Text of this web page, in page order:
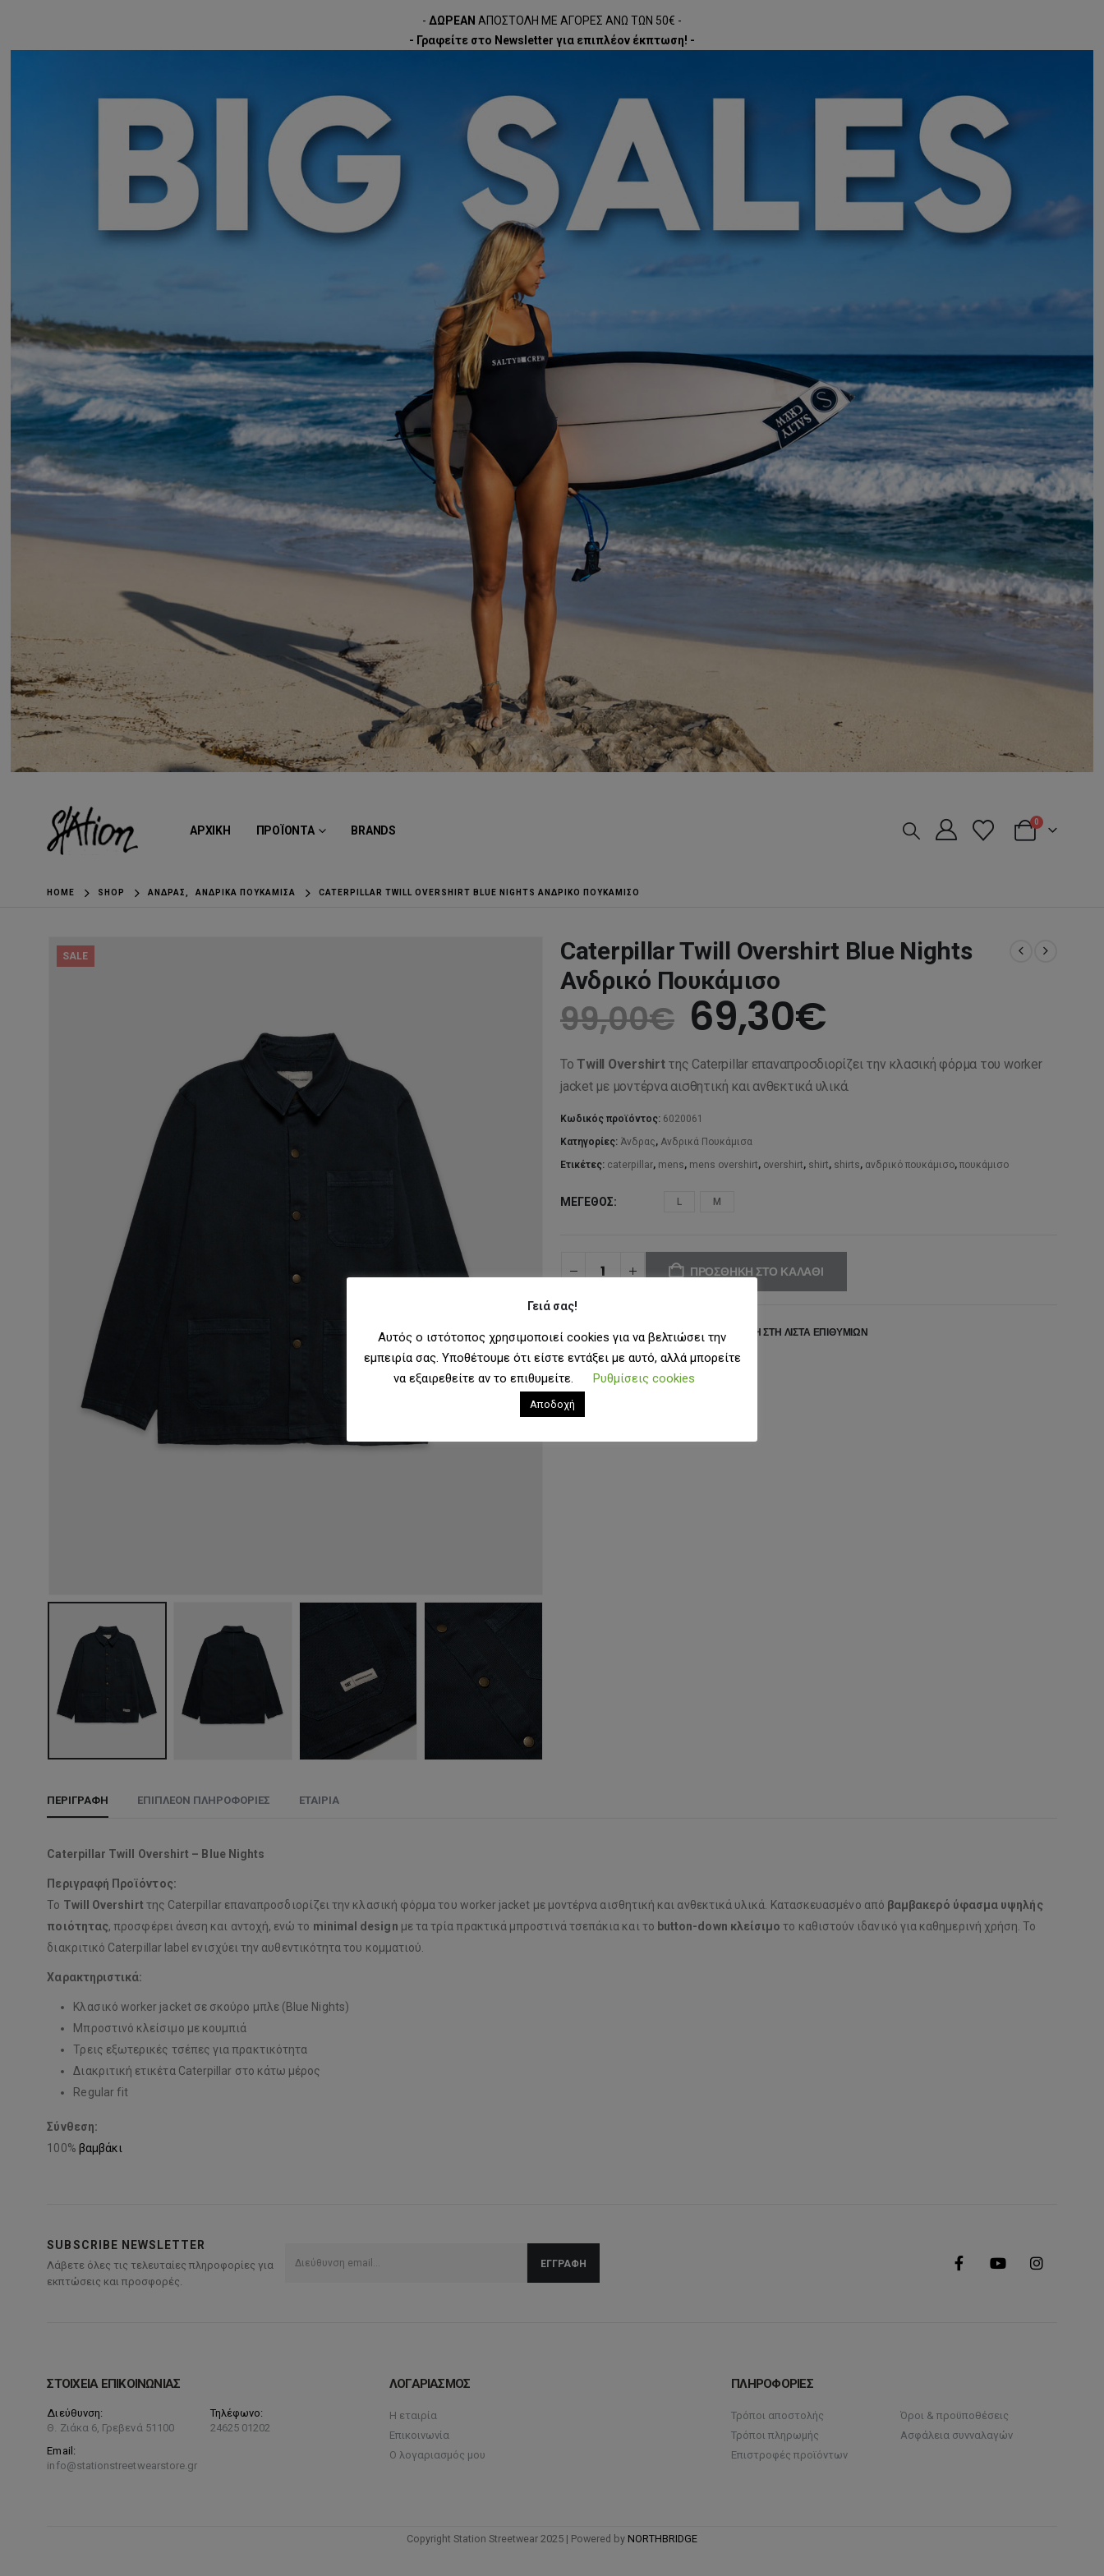
- ΔΩΡΕΑΝ ΑΠΟΣΤΟΛΗ ΜΕ ΑΓΟΡΕΣ ΑΝΩ ΤΩΝ 50€ -
- Γραφείτε στο Newsletter για επιπλέον έκπτωση! -
ΑΡΧΙΚΗ ΠΡΟΪΟΝΤΑ BRANDS
0
HOME SHOP ΆΝΔΡΑΣ ΑΝΔΡΙΚΆ ΠΟΥΚΆΜΙΣΑ CATERPILLAR TWILL OVERSHIRT BLUE NIGHTS ΑΝΔΡΙΚΌ ΠΟΥΚΆΜΙΣΟ
SALE
Caterpillar Twill Overshirt Blue Nights
Ανδρικό Πουκάμισο
99,00€ Original
price
was:
99,00€.
69,30€
τρέχουσα
τιμή
69,30€.
ΤοTwill Overshirtτης Caterpillar επαναπροσδιορίζει την κλασική φόρμα του worker
jacket με μοντέρνα αισθητική και ανθεκτικά υλικά.
Κωδικός προϊόντος: 6020061
Κατηγορίες: Άνδρας, Ανδρικά Πουκάμισα
Ετικέτες: caterpillar, mens, mens overshirt, overshirt, shirt, shirts, ανδρικό πουκάμισο, πουκάμισο
ΜΈΓΕΘΟΣ L M
ΠΡΟΣΘΉΚΗ ΣΤΟ ΚΑΛΆΘΙ
ΠΡΟΣΘΉΚΗ ΣΤΗ ΛΊΣΤΑ ΕΠΙΘΥΜΙΏΝ
ΠΕΡΙΓΡΑΦΉ ΕΠΙΠΛΈΟΝ ΠΛΗΡΟΦΟΡΊΕΣ ΕΤΑΙΡΊΑ
Caterpillar Twill Overshirt – Blue Nights
Περιγραφή Προϊόντος:
Το Twill Overshirt της Caterpillar επαναπροσδιορίζει την κλασική φόρμα του worker jacket με μοντέρνα αισθητική και ανθεκτικά υλικά. Κατασκευασμένο από βαμβακερό ύφασμα υψηλής
ποιότητας, προσφέρει άνεση και αντοχή, ενώ το minimal design με τα τρία πρακτικά μπροστινά τσεπάκια και το button-down κλείσιμο το καθιστούν ιδανικό για καθημερινή χρήση. Το
διακριτικό Caterpillar label ενισχύει την αυθεντικότητα του κομματιού.
Χαρακτηριστικά:
Κλασικό worker jacket σε σκούρο μπλε (Blue Nights)
Μπροστινό κλείσιμο με κουμπιά
Τρεις εξωτερικές τσέπες για πρακτικότητα
Διακριτική ετικέτα Caterpillar στο κάτω μέρος
Regular fit
Σύνθεση:
100% βαμβάκι
SUBSCRIBE NEWSLETTER
Λάβετε όλες τις τελευταίες πληροφορίες για
εκπτώσεις και προσφορές.
ΣΤΟΙΧΕΙΑ ΕΠΙΚΟΙΝΩΝΙΑΣ
Διεύθυνση:
Θ. Ζιάκα 6, Γρεβενά 51100
Τηλέφωνο:
24625 01202
Email:
info@stationstreetwearstore.gr
ΛΟΓΑΡΙΑΣΜΟΣ
Η εταιρία
Επικοινωνία
Ο λογαριασμός μου
ΠΛΗΡΟΦΟΡΙΕΣ
Τρόποι αποστολής
Τρόποι πληρωμής
Επιστροφές προϊόντων
Όροι & προϋποθέσεις
Ασφάλεια συνναλαγών
Copyright Station Streetwear 2025 | Powered by NORTHBRIDGE
Γειά σας!
Αυτός ο ιστότοπος χρησιμοποιεί cookies για να βελτιώσει την
εμπειρία σας. Υποθέτουμε ότι είστε εντάξει με αυτό, αλλά μπορείτε
να εξαιρεθείτε αν το επιθυμείτε.
Ρυθμίσεις cookies
Αποδοχή